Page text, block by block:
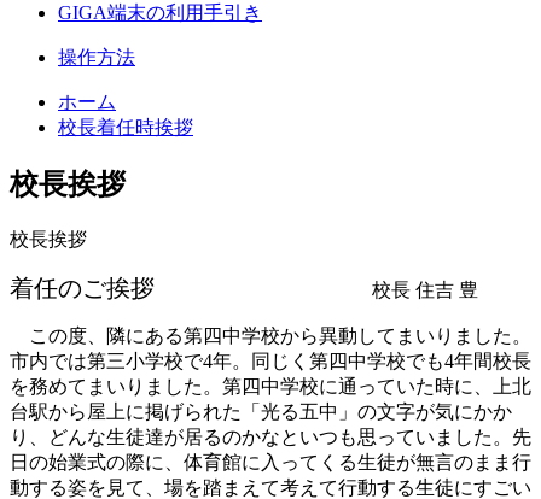
GIGA端末の利用手引き
操作方法
ホーム
校長着任時挨拶
校長挨拶
校長挨拶
着任のご挨拶 校長 住吉 豊
この度、隣にある第四中学校から異動してまいりました。
市内では第三小学校で4年。同じく第四中学校でも4年間校長
を務めてまいりました。第四中学校に通っていた時に、上北
台駅から屋上に掲げられた「光る五中」の文字が気にかか
り、どんな生徒達が居るのかなといつも思っていました。先
日の始業式の際に、体育館に入ってくる生徒が無言のまま行
動する姿を見て、場を踏まえて考えて行動する生徒にすごい